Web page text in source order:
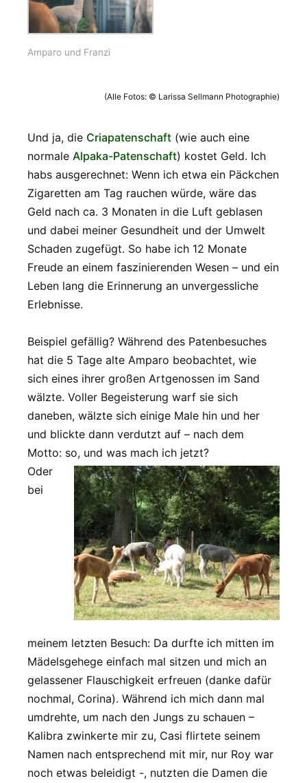
Amparo und Franzi
(Alle Fotos: © Larissa Sellmann Photographie)
Und ja, die Criapatenschaft (wie auch eine
normale Alpaka-Patenschaft) kostet Geld. Ich
habs ausgerechnet: Wenn ich etwa ein Päckchen
Zigaretten am Tag rauchen würde, wäre das
Geld nach ca. 3 Monaten in die Luft geblasen
und dabei meiner Gesundheit und der Umwelt
Schaden zugefügt. So habe ich 12 Monate
Freude an einem faszinierenden Wesen – und ein
Leben lang die Erinnerung an unvergessliche
Erlebnisse.
Beispiel gefällig? Während des Patenbesuches
hat die 5 Tage alte Amparo beobachtet, wie
sich eines ihrer großen Artgenossen im Sand
wälzte. Voller Begeisterung warf sie sich
daneben, wälzte sich einige Male hin und her
und blickte dann verdutzt auf – nach dem
Motto: so, und was mach ich jetzt?
Oder
bei
meinem letzten Besuch: Da durfte ich mitten im
Mädelsgehege einfach mal sitzen und mich an
gelassener Flauschigkeit erfreuen (danke dafür
nochmal, Corina). Während ich mich dann mal
umdrehte, um nach den Jungs zu schauen –
Kalibra zwinkerte mir zu, Casi flirtete seinem
Namen nach entsprechend mit mir, nur Roy war
noch etwas beleidigt -, nutzten die Damen die